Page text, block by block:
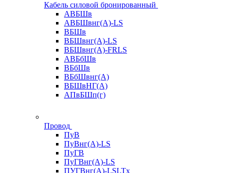
Кабель силовой бронированный
АВБШв
АВБШвнг(А)-LS
ВБШв
ВБШвнг(А)-LS
ВБШвнг(А)-FRLS
АВБбШв
ВБбШв
ВБбШвнг(А)
ВБШвНГ(А)
АПвБШп(г)
Провод
ПуВ
ПуВнг(А)-LS
ПуГВ
ПуГВнг(А)-LS
ПУГВнг(А)-LSLTx